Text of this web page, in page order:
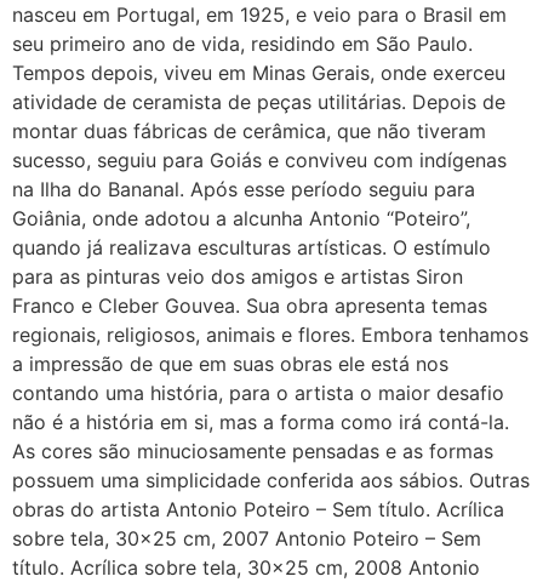
nasceu em Portugal, em 1925, e veio para o Brasil em
seu primeiro ano de vida, residindo em São Paulo.
Tempos depois, viveu em Minas Gerais, onde exerceu
atividade de ceramista de peças utilitárias. Depois de
montar duas fábricas de cerâmica, que não tiveram
sucesso, seguiu para Goiás e conviveu com indígenas
na Ilha do Bananal. Após esse período seguiu para
Goiânia, onde adotou a alcunha Antonio “Poteiro”,
quando já realizava esculturas artísticas. O estímulo
para as pinturas veio dos amigos e artistas Siron
Franco e Cleber Gouvea. Sua obra apresenta temas
regionais, religiosos, animais e flores. Embora tenhamos
a impressão de que em suas obras ele está nos
contando uma história, para o artista o maior desafio
não é a história em si, mas a forma como irá contá-la.
As cores são minuciosamente pensadas e as formas
possuem uma simplicidade conferida aos sábios. Outras
obras do artista Antonio Poteiro – Sem título. Acrílica
sobre tela, 30×25 cm, 2007 Antonio Poteiro – Sem
título. Acrílica sobre tela, 30×25 cm, 2008 Antonio